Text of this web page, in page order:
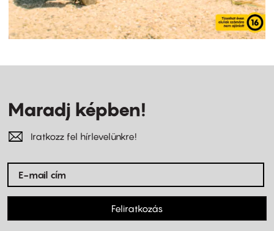
Maradj képben!
Iratkozz fel hírlevelünkre!
Feliratkozás